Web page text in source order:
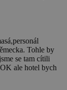
Tohle by
se tam cítili
ale hotel bych